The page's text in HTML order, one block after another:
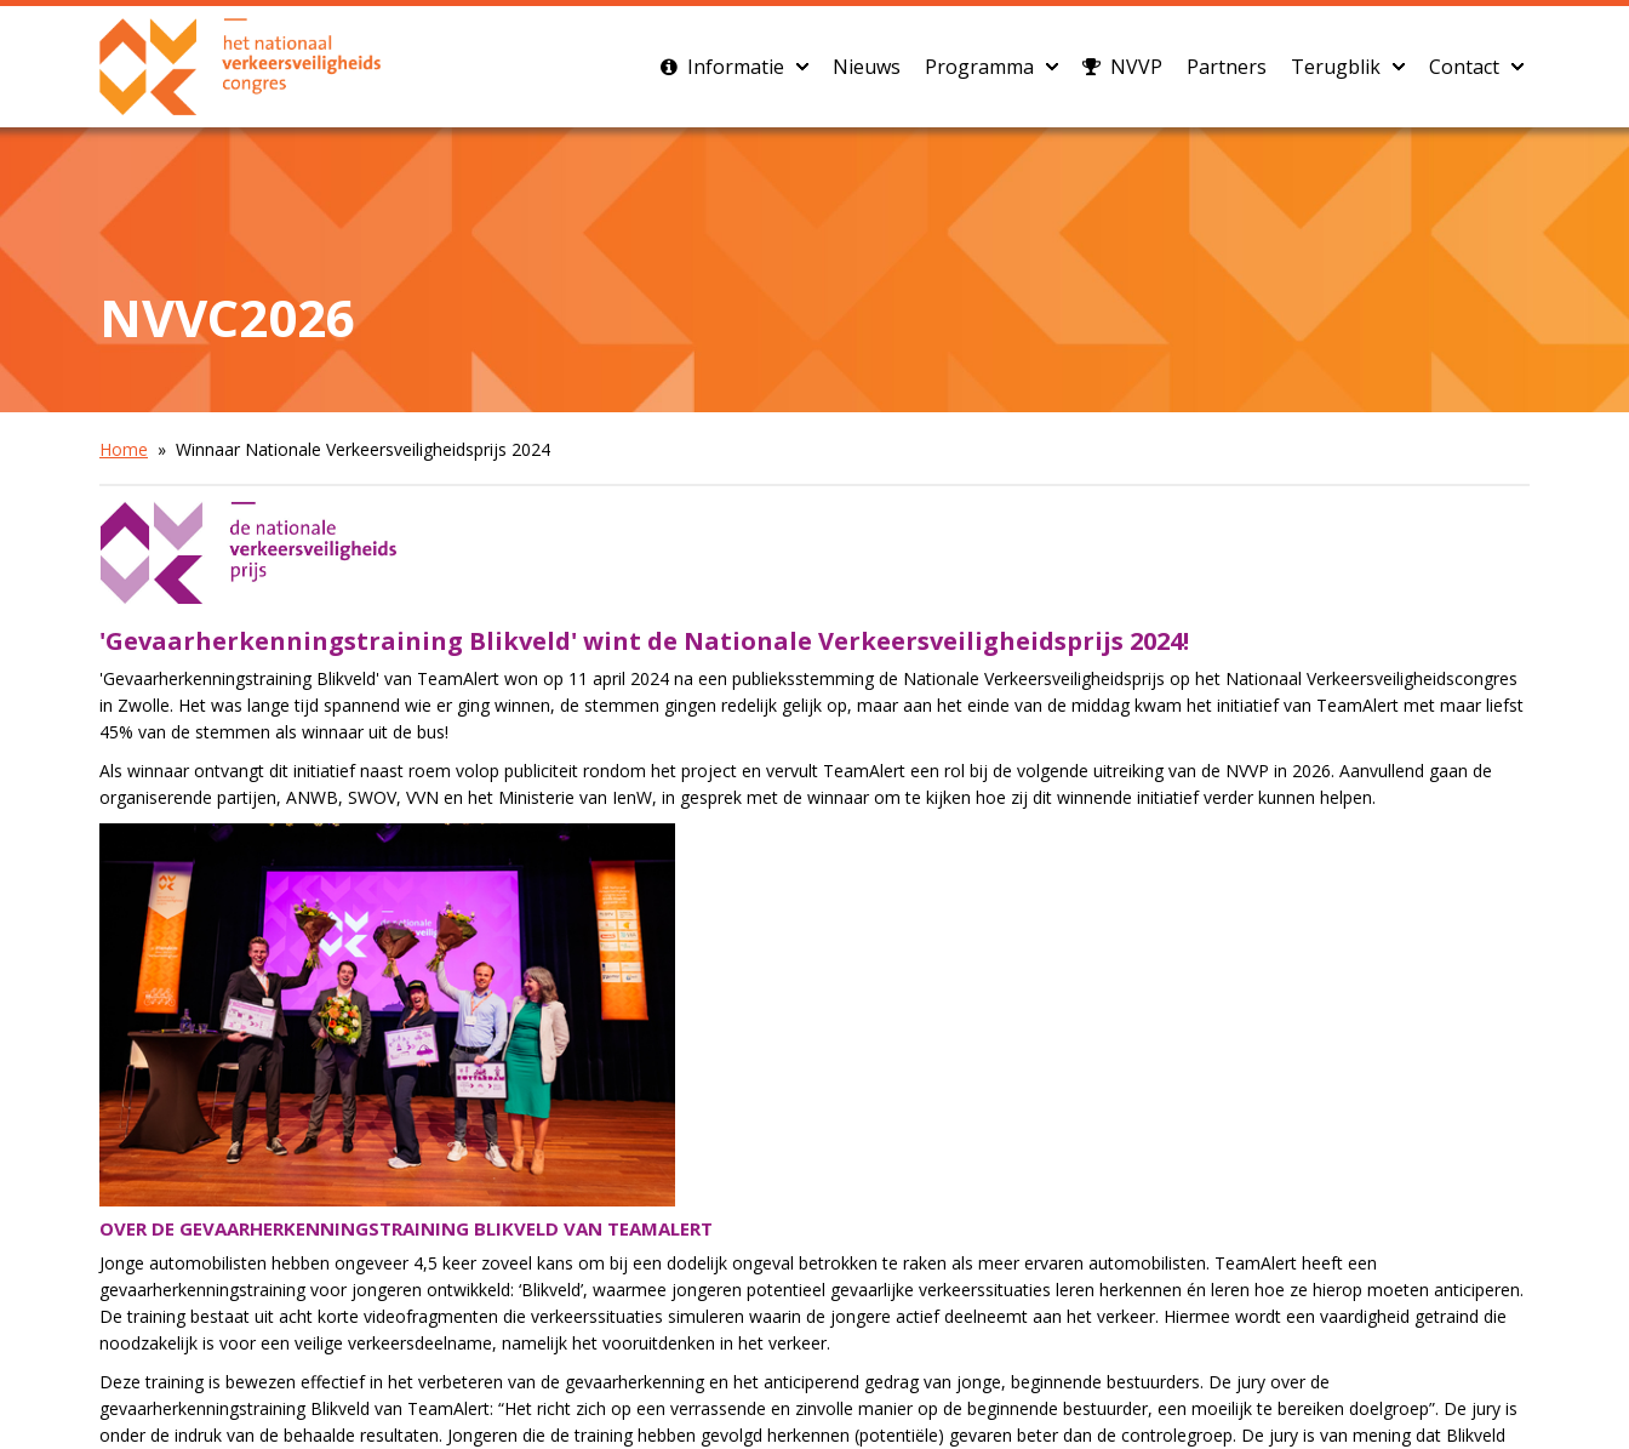
Informatie Nieuws Programma NVVP Partners Terugblik Contact
NVVC2026
Home » Winnaar Nationale Verkeersveiligheidsprijs 2024
'Gevaarherkenningstraining Blikveld' wint de Nationale Verkeersveiligheidsprijs 2024!
'Gevaarherkenningstraining Blikveld' van TeamAlert won op 11 april 2024 na een publieksstemming de Nationale Verkeersveiligheidsprijs op het Nationaal Verkeersveiligheidscongres
in Zwolle. Het was lange tijd spannend wie er ging winnen, de stemmen gingen redelijk gelijk op, maar aan het einde van de middag kwam het initiatief van TeamAlert met maar liefst
45% van de stemmen als winnaar uit de bus!
Als winnaar ontvangt dit initiatief naast roem volop publiciteit rondom het project en vervult TeamAlert een rol bij de volgende uitreikingvan de NVVP in 2026. Aanvullend gaan de
organiserende partijen, ANWB, SWOV, VVN en het Ministerie van IenW, in gesprek met de winnaar om te kijken hoe zij dit winnende initiatief verder kunnen helpen.
OVER DE GEVAARHERKENNINGSTRAINING BLIKVELD VAN TEAMALERT
Jonge automobilisten hebben ongeveer 4,5 keer zoveel kans om bij een dodelijk ongeval betrokken te raken als meer ervaren automobilisten. TeamAlert heeft een
gevaarherkenningstraining voor jongeren ontwikkeld: ‘Blikveld’, waarmee jongeren potentieel gevaarlijke verkeerssituaties leren herkennen én leren hoe ze hierop moeten anticiperen.
De training bestaat uit acht korte videofragmenten die verkeerssituaties simuleren waarin de jongere actief deelneemt aan het verkeer. Hiermee wordt een vaardigheid getraind die
noodzakelijk is voor een veilige verkeersdeelname, namelijk het vooruitdenken in het verkeer.
Deze training is bewezen effectief in het verbeteren van de gevaarherkenning en het anticiperend gedrag van jonge, beginnende bestuurders. De jury over de
gevaarherkenningstraining Blikveld van TeamAlert: “Het richt zich op een verrassende en zinvolle manier op de beginnende bestuurder, een moeilijk te bereiken doelgroep”. De jury is
onder de indruk van de behaalde resultaten. Jongeren die de training hebben gevolgd herkennen (potentiële) gevaren beter dan de controlegroep. De jury is van mening dat Blikveld